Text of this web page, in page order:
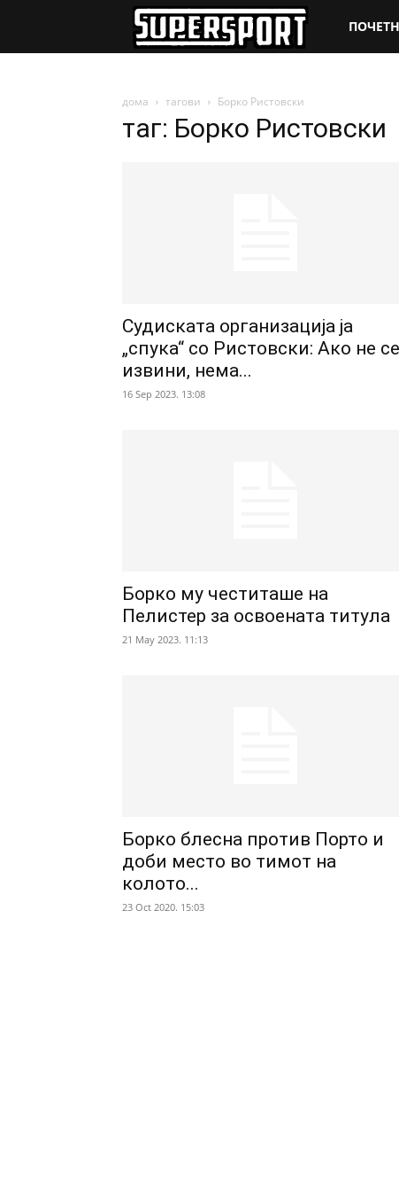
дома тагови Борко Ристовски
таг: Борко Ристовски
Судиската организација ја
„спука“ со Ристовски: Ако не се
извини, нема...
16 Sep 2023. 13:08
Борко му честиташе на
Пелистер за освоената титула
21 May 2023. 11:13
Борко блесна против Порто и
доби место во тимот на
колото...
23 Oct 2020. 15:03